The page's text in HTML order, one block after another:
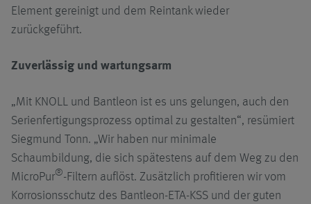
Element gereinigt und dem Reintank wieder
zurückgeführt.
Zuverlässig und wartungsarm
„Mit KNOLL und Bantleon ist es uns gelungen, auch den
Serienfertigungsprozess optimal zu gestalten“, resümiert
Siegmund Tonn. „Wir haben nur minimale
Schaumbildung, die sich spätestens auf dem Weg zu den
MicroPur®-Filtern auflöst. Zusätzlich profitieren wir vom
Korrosionsschutz des Bantleon-ETA-KSS und der guten